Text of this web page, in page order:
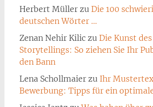
Herbert Müllerzu Die 100
deutschen Wörter …
Zenan Nehir Kiliczu Die Kunst des
Storytellings: So ziehen Sie Ihr
den Bann
Lena Schollmaierzu Ihr
Bewerbung: Tipps für ein